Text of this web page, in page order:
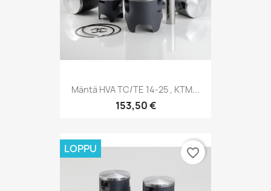
Mäntä HVA TC/TE 14-25 , KTM...
153,50 €
LOPPU favorite_border